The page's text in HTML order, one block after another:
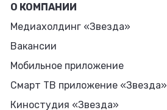
О КОМПАНИИ
Медиахолдинг «Звезда»
Вакансии
Мобильное приложение
Смарт ТВ приложение «Звезда»
Киностудия «Звезда»